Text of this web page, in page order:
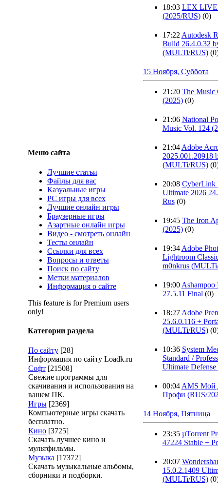
Меню сайта
Лучшие статьи
Файлы для вас
Казуальные игры
PC игры для всех
Лучшие онлайн игры
Браузерные игры
Азартные онлайн игры
Видео - смотреть онлайн
Тесты онлайн
Ссылки для всех
Вопросы и ответы
Поиск по сайту
Метки материалов
Информация о сайте
This feature is for Premium users
only!
Категории раздела
По сайту [28]
Информация по сайту Loadk.ru
Софт [21508]
Свежие программы для
скачивания и использования на
вашем ПК.
Игры [2369]
Компьютерные игры скачать
бесплатно.
Кино [3725]
Скачать лучшее кино и
мультфильмы.
Музыка [17372]
Скачать музыкальные альбомы,
сборники и подборки.
18:03 LEX LIVE
(2025/RUS) (0)
17:22 Autodesk
Build 26.4.0.32
(MULTi/RUS)
15 Ноября, Суббота
21:20 The Music
(2025) (0)
21:06 National
Music Vol. 124
21:04 Adobe
2025.001.20918
(MULTi/RUS)
20:08 CyberLink
Ultimate 2026
Rus (0)
19:45 The Iron
(2025) (0)
19:34 Adobe
Lightroom
m0nkrus
19:00 Ashampoo
27.5.11 Final (0)
18:27 Adobe
25.6.0.116 +
(MULTi/RUS)
10:36 System
Standard /
Ultimate Defense
00:04 AMS Мой
Профи (RUS/
14 Ноября, Пятница
23:35 µTorrent
47224 Stable +
20:07
15.0.2.1409
(MULTi/RUS)